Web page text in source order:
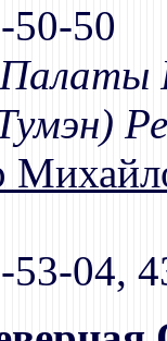
50-50
53-04,